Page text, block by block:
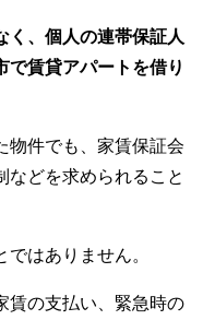
く、個人の連帯保証人
で賃貸アパートを借り
物件でも、家賃保証会
などを求められること
はありません。
賃の支払い、緊急時の